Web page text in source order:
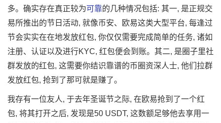
多。确实存在真正较为可靠的几种情况包括: 其一, 是正规交
易所推出的节日活动, 就像币安、欧易这类大型平台, 每逢过
节会实实在在地发放红包, 你仅仅需要完成简单的任务, 诸如
注册、认证以及进行KYC, 红包便会到账。其二, 是圈子里社
群发放的红包, 这需要你结识靠谱的币圈资深人士, 他们拉群
发放红包, 抢到了那可就是赚了。
我存有一位友人, 于去年圣诞节之际, 在欧易抢到了一个红
包, 将其打开之后, 发现是50 USDT, 这数额足够他去享用一